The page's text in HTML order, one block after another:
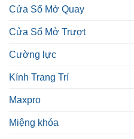
Cửa Sổ Mở Quay
Cửa Sổ Mở Trượt
Cường lực
Kính Trang Trí
Maxpro
Miệng khóa